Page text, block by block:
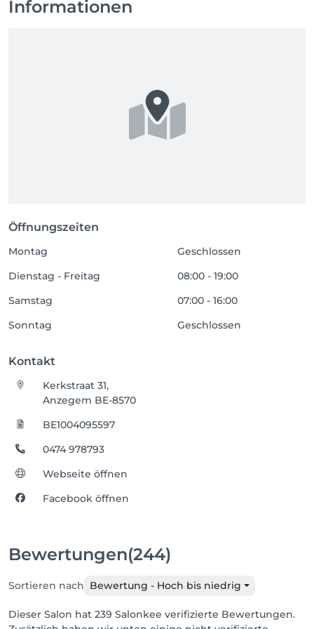
Informationen
Öffnungszeiten
Montag
Geschlossen
Dienstag - Freitag
08:00 - 19:00
Samstag
07:00 - 16:00
Sonntag
Geschlossen
Kontakt
Kerkstraat 31,
Anzegem BE-8570
BE1004095597
0474 978793
Webseite öffnen
Facebook öffnen
Bewertungen(244)
Sortieren nach Bewertung - Hoch bis niedrig
Dieser Salon hat 239 Salonkee verifizierte Bewertungen.